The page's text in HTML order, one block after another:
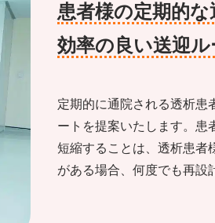
患者様の定期的な
効率の良い送迎
定期的に通院される透析患
ートを提案いたします。患
短縮することは、透析患者
がある場合、何度でも再設